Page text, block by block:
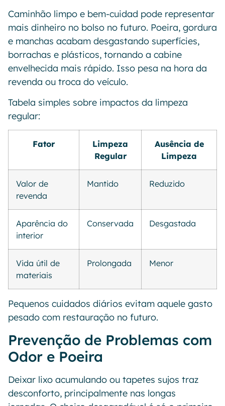
Caminhão limpo e bem-cuidad pode representar
mais dinheiro no bolso no futuro. Poeira, gordura
e manchas acabam desgastando superfícies,
borrachas e plásticos, tornando a cabine
envelhecida mais rápido. Isso pesa na hora da
revenda ou troca do veículo.
Tabela simples sobre impactos da limpeza
regular:
Fator
Limpeza
Regular
Ausência de
Limpeza
Valor de
revenda
Mantido Reduzido
Aparência do
interior
Conservada Desgastada
Vida útil de
materiais
Prolongada Menor
Pequenos cuidados diários evitam aquele gasto
pesado com restauração no futuro.
Prevenção de Problemas com
Odor e Poeira
Deixar lixo acumulando ou tapetes sujos traz
desconforto, principalmente nas longas